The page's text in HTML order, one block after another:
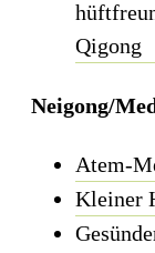
Qigong
Neigong/
Atem-
Kleiner